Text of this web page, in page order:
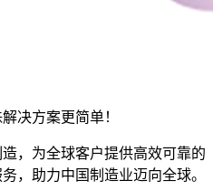
决方案更简单！
，为全球客户提供高效可靠的
，助力中国制造业迈向全球。